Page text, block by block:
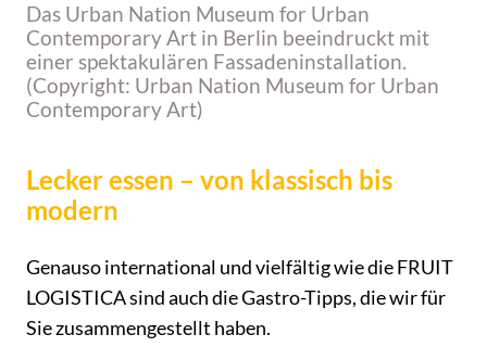
Das Urban Nation Museum for Urban
Contemporary Art in Berlin beeindruckt mit
einer spektakulären Fassadeninstallation.
(Copyright: Urban Nation Museum for Urban
Contemporary Art)
Lecker essen – von klassisch bis
modern
Genauso international und vielfältig wie die FRUIT
LOGISTICA sind auch die Gastro-Tipps, die wir für
Sie zusammengestellt haben.